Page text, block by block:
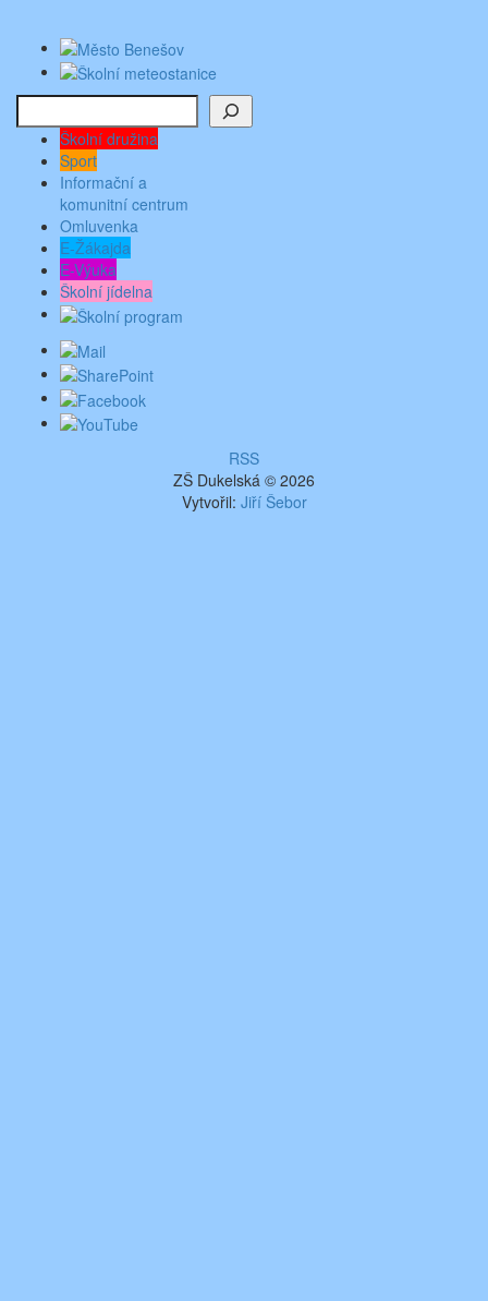
Školní družina
Sport
Informační a
komunitní centrum
Omluvenka
E-Žákajda
E-Výuka
Školní jídelna
RSS
ZŠ Dukelská © 2026
Vytvořil: Jiří Šebor